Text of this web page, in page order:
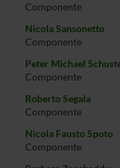
Componente
Nicola Sansonetto
Componente
Peter Michael
Componente
Roberto Segala
Componente
Nicola Fausto Spoto
Componente